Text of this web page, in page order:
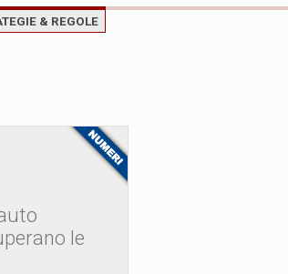
& REGOLE
le